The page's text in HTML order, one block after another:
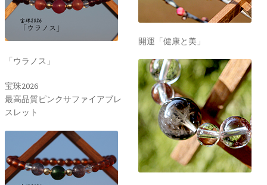
「ウラノス」
宝珠2026
最高品質ピンクサファイアブレ
スレット
開運「健康と美」